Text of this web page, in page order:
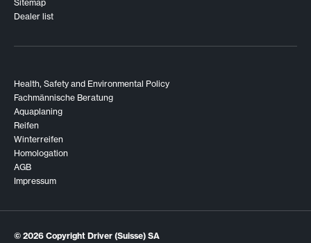
Sitemap
Dealer list
Health, Safety and Environmental Policy
Fachmännische Beratung
Aquaplaning
Reifen
Winterreifen
Homologation
AGB
Impressum
© 2026 Copyright Driver (Suisse) SA